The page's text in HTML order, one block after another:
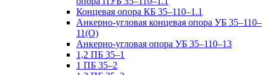
Концевая опора КБ 35–110–1.1
Анкерно-угловая концевая опора УБ 35–110–
11(О)
Анкерно-угловая опора УБ 35–110–13
1,2 ПБ 35–1
1 ПБ 35–2